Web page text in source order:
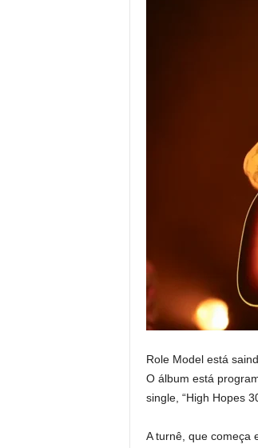
Role Model está
O álbum está
single, “High Hopes
A turnê, que começa